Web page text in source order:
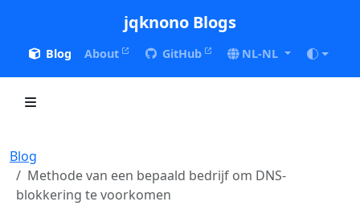
jqknono Blogs
Blog About GitHub NL-NL
Blog
Methode van een bepaald bedrijf om DNS-
blokkering te voorkomen